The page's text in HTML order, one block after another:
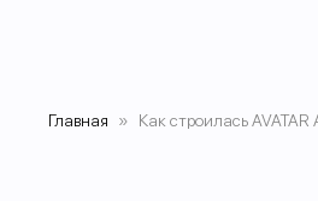
Главная Как строилась